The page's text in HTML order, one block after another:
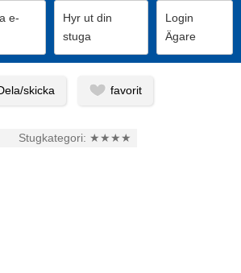
e-
Hyr ut din
stuga
Login
Ägare
Stugkategori: ★★★★